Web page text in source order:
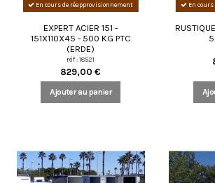
En cours de réapprovisionnement
EXPERT ACIER 151 -
151X110X45 - 500 KG PTC
(ERDE)
réf : 18521
829,00 €
Ajouter au panier
En cours